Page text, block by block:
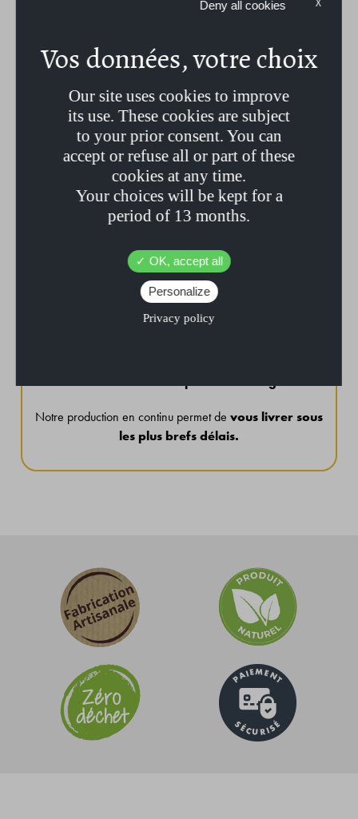
de Karité, huile de Jojoba et minéraux issus de la roche
LES INGRÉDIENTS :
Sodium Palmate*, Sodium Cocoate*, Aqua, Glycerin, Sodium
Chloride, Butyrospermum, Parkii Butter,* Simmondsia, Chinensis
Seed Oil*, Parfum Agrumes, Citral**, Limonène, Linalool**,
CI77491, tetrasodium glutamate diacetate
**Composant présent naturellement dans l’extrait de parfum
Notre production en continu permet de vous livrer sous
les plus brefs délais.
Our site uses cookies to improve
its use. These cookies are subject
to your prior consent. You can
accept or refuse all or part of these
cookies at any time.
Your choices will be kept for a
period of 13 months.
OK, accept all
Deny all cookies
Personalize
Privacy policy